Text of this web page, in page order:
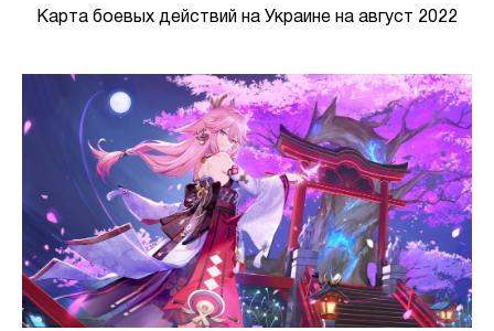
Карта боевых действий на Украине на август 2022